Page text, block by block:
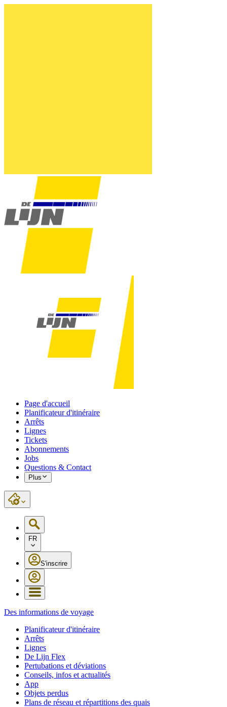
Page d'accueil
Planificateur d'itinéraire
Arrêts
Lignes
Tickets
Abonnements
Jobs
Questions & Contact
Plus
FR
S'inscrire
Des informations de voyage
Planificateur d'itinéraire
Arrêts
Lignes
De Lijn Flex
Pertubations et déviations
Conseils, infos et actualités
App
Objets perdus
Plans de réseau et répartitions des quais